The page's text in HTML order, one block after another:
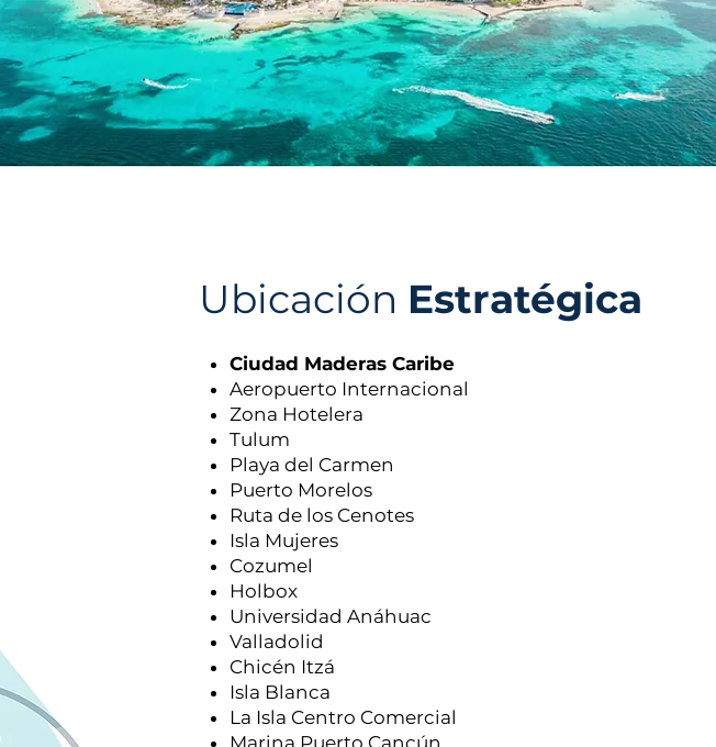
Ubicación Estratégica
Ciudad Maderas Caribe
Aeropuerto Internacional
Zona Hotelera
Tulum
Playa del Carmen
Puerto Morelos
Ruta de los Cenotes
Isla Mujeres
Cozumel
Holbox
Universidad Anáhuac
Valladolid
Chicén Itzá
Isla Blanca
La Isla Centro Comercial
Marina Puerto Cancún